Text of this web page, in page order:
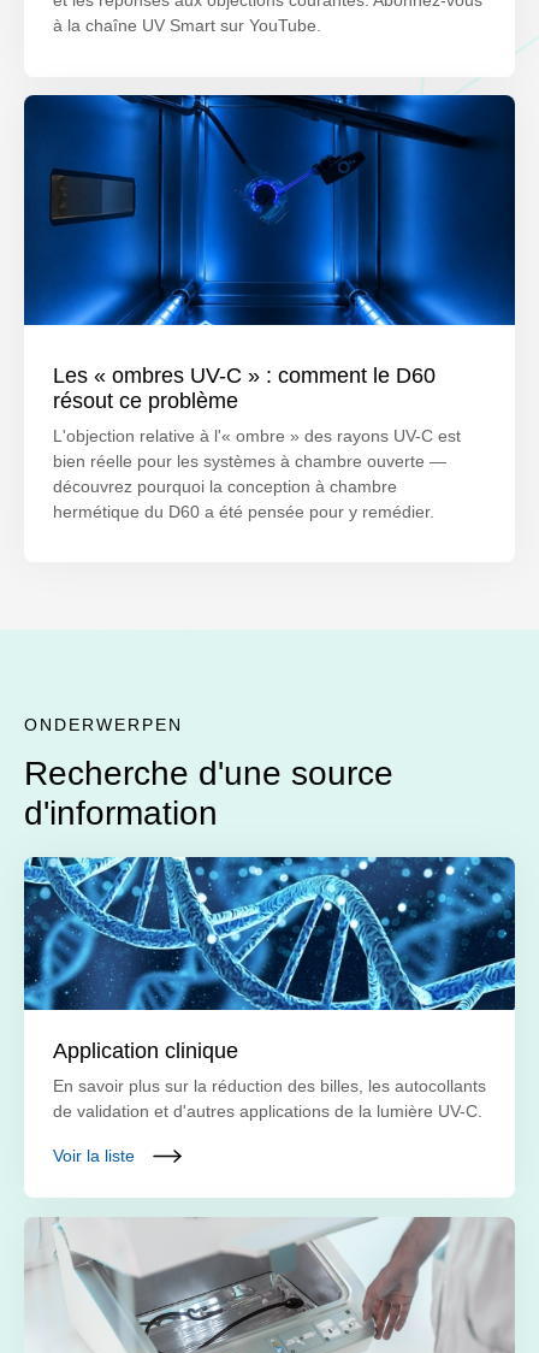
à la chaîne UV Smart sur YouTube.
Les « ombres UV-C » : comment le D60
résout ce problème
L'objection relative à l'« ombre » des rayons UV-C est
bien réelle pour les systèmes à chambre ouverte —
découvrez pourquoi la conception à chambre
hermétique du D60 a été pensée pour y remédier.
ONDERWERPEN
Recherche d'une source
d'information
Application clinique
En savoir plus sur la réduction des billes, les autocollants
de validation et d'autres applications de la lumière UV-C.
Voir la liste